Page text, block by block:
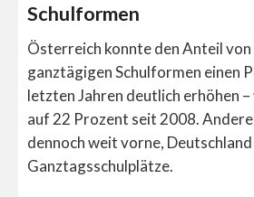
Schulformen
Österreich konnte den Anteil von
ganztägigen Schulformen einen
letzten Jahren deutlich erhöhen
auf 22 Prozent seit 2008.
dennoch weit vorne,
Ganztagsschulplätze.